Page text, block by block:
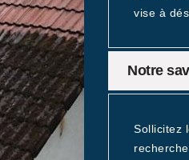
vise à
Notre
Sollicitez